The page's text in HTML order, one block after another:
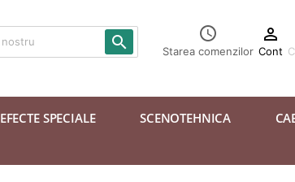
 
Starea comenzilor

Cont
EFECTE SPECIALE SCENOTEHNICA